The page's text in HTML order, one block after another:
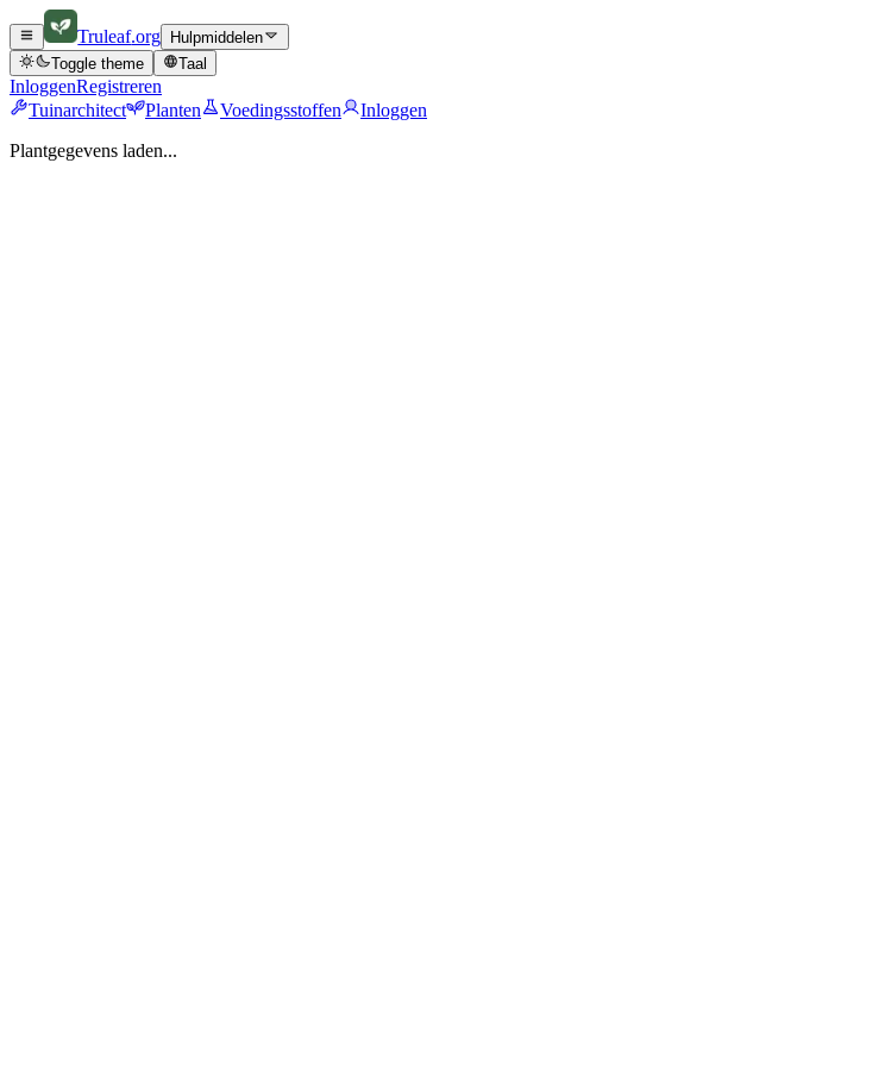
Truleaf.org
Hulpmiddelen
Toggle theme
Taal
InloggenRegistreren
Tuinarchitect
Planten Voedingsstoffen
Inloggen
Plantgegevens laden...